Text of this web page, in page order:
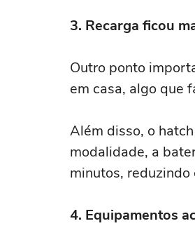
3. Recarga ficou
Outro ponto
em casa, algo que
Além disso, o
modalidade, a
minutos,
4. Equipamentos